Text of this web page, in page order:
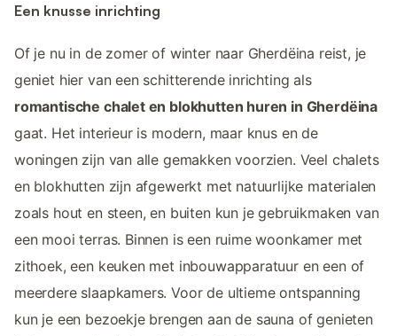
Een knusse inrichting
Of je nu in de zomer of winter naar Gherdëina reist, je
geniet hier van een schitterende inrichting als
romantische chalet en blokhutten huren in Gherdëina
gaat. Het interieur is modern, maar knus en de
woningen zijn van alle gemakken voorzien. Veel chalets
en blokhutten zijn afgewerkt met natuurlijke materialen
zoals hout en steen, en buiten kun je gebruikmaken van
een mooi terras. Binnen is een ruime woonkamer met
zithoek, een keuken met inbouwapparatuur en een of
meerdere slaapkamers. Voor de ultieme ontspanning
kun je een bezoekje brengen aan de sauna of genieten